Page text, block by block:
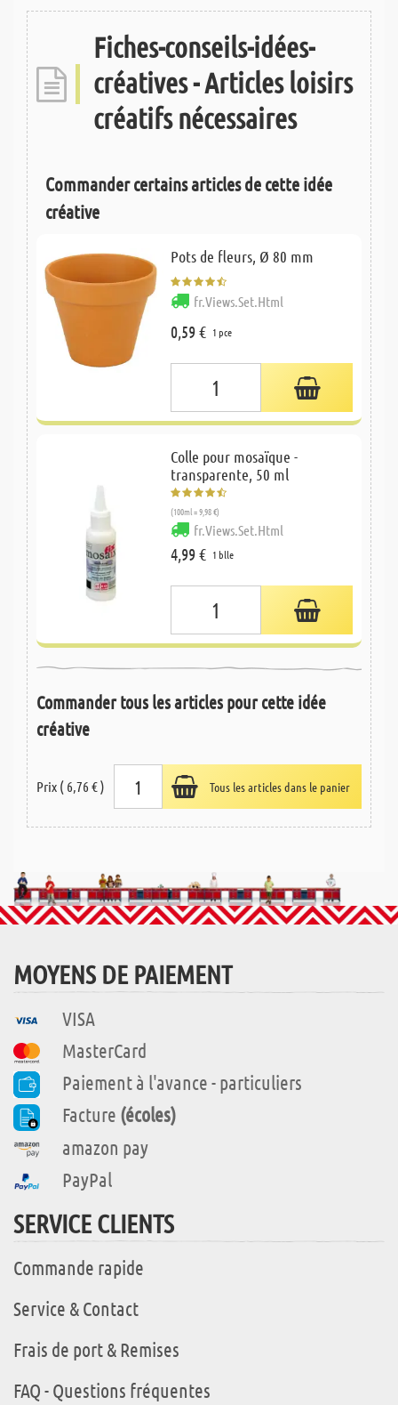
Fiches-conseils-idées-
créatives - Articles loisirs
créatifs nécessaires
Commander certains articles de cette idée
créative
Pots de fleurs, Ø 80 mm
fr.Views.Set.Html
0,59 € 1 pce
Colle pour mosaïque -
transparente, 50 ml
(100ml = 9,98 €)
fr.Views.Set.Html
4,99 € 1 blle
Commander tous les articles pour cette idée
créative
Prix ( 6,76 € ) Tous les articles dans le panier
MOYENS DE PAIEMENT
VISA
MasterCard
Paiement à l'avance - particuliers
Facture (écoles)
amazon pay
PayPal
SERVICE CLIENTS
Commande rapide
Service & Contact
Frais de port & Remises
FAQ - Questions fréquentes